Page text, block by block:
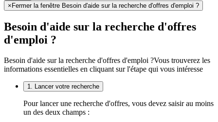
× Fermer la fenêtre Besoin d'aide sur la recherche d'offres d'emploi ?
Besoin d'aide sur la recherche d'offres
d'emploi ?
Besoin d'aide sur la recherche d'offres d'emploi ?Vous trouverez les
informations essentielles en cliquant sur l'étape qui vous intéresse
1. Lancer votre recherche
Pour lancer une recherche d'offres, vous devez saisir au moins
un des deux champs :